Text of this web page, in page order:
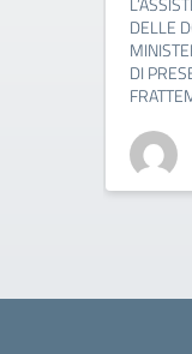
DELLE
DI